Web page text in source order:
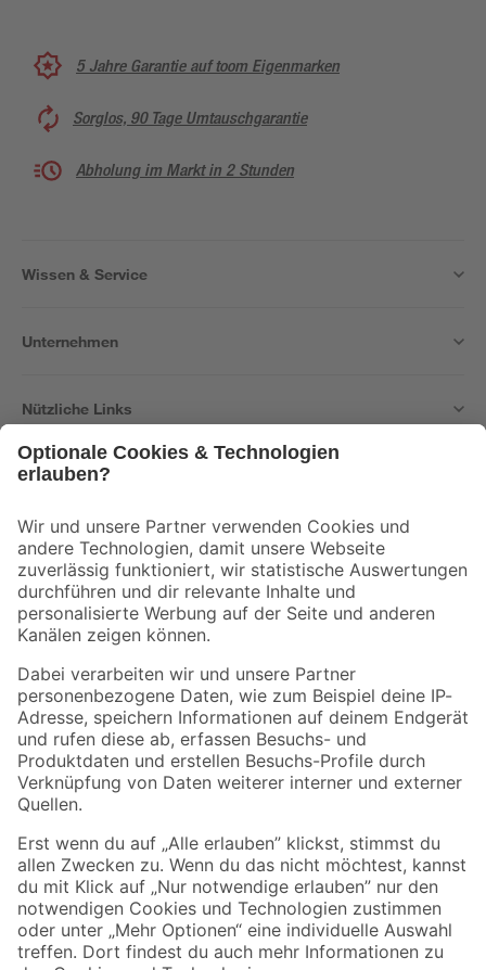
5 Jahre Garantie auf toom Eigenmarken
Sorglos, 90 Tage Umtauschgarantie
Abholung im Markt in 2 Stunden
Wissen & Service
Unternehmen
Nützliche Links
Der toom Newsletter: Keine Angebote und Aktionen mehr verpassen!
Zur Newsletter Anmeldung
Folge uns
Zahlungsarten Versandarten
Sicher einkaufen
Jetzt die toom-App herunterladen